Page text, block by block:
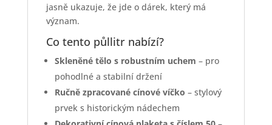
jasně ukazuje, že jde o dárek, který má
význam.
Co tento půllitr nabízí?
Skleněné tělo s robustním uchem – pro
pohodlné a stabilní držení
Ručně zpracované cínové víčko – stylový
prvek s historickým nádechem